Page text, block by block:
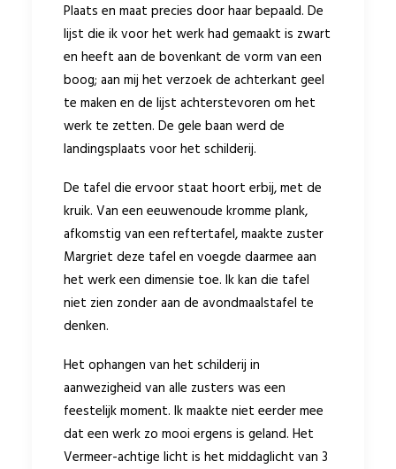
Plaats en maat precies door haar bepaald. De
lijst die ik voor het werk had gemaakt is zwart
en heeft aan de bovenkant de vorm van een
boog; aan mij het verzoek de achterkant geel
te maken en de lijst achterstevoren om het
werk te zetten. De gele baan werd de
landingsplaats voor het schilderij.
De tafel die ervoor staat hoort erbij, met de
kruik. Van een eeuwenoude kromme plank,
afkomstig van een reftertafel, maakte zuster
Margriet deze tafel en voegde daarmee aan
het werk een dimensie toe. Ik kan die tafel
niet zien zonder aan de avondmaalstafel te
denken.
Het ophangen van het schilderij in
aanwezigheid van alle zusters was een
feestelijk moment. Ik maakte niet eerder mee
dat een werk zo mooi ergens is geland. Het
Vermeer-achtige licht is het middaglicht van 3